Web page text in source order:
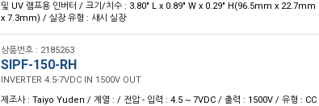
및 UV 램프용 인버터 / 크기/치수 : 3.80" L x 0.89" W x 0.29" H(96.5mm x 22.7mm
x 7.3mm) / 실장 유형 : 섀시 실장
상품번호 : 2185263
SIPF-150-RH
INVERTER 4.5-7VDC IN 1500V OUT
제조사 : Taiyo Yuden / 계열 : / 전압 - 입력 : 4.5 ~ 7VDC / 출력 : 1500V / 유형 : CC